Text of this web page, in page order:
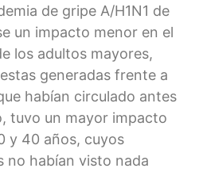
de gripe A/H1N1 de
un impacto menor en el
los adultos mayores,
generadas frente a
habían circulado antes
tuvo un mayor impacto
y 40 años, cuyos
no habían visto nada